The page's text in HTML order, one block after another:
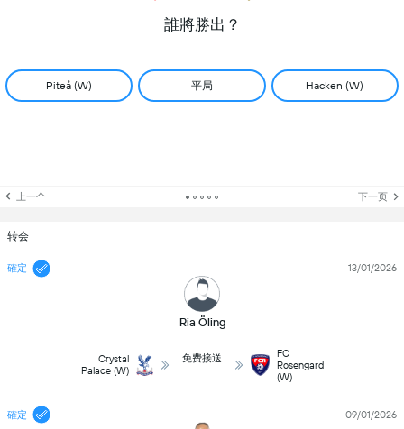
誰將勝出？
Piteå (W) 平局 Hacken (W)
上一个 下一页
转会
確定
Ria Öling
13/01/2026
Crystal
Palace (W)
免费接送
FC
Rosengard
(W)
確定 09/01/2026